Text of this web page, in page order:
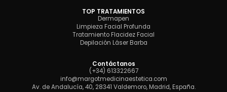
TOP TRATAMIENTOS
Dermapen
Limpieza Facial Profunda
Tratamiento Flacidez Facial
Depilación Láser Barba
Contáctanos
(+34) 613322667
info@margotmedicinaestetica.com
Av. de Andalucía, 40, 28341 Valdemoro, Madrid, España.